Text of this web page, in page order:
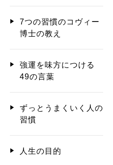
7つの習慣のコヴィー
博士の教え
強運を味方につける
49の言葉
ずっとうまくいく人の
習慣
人生の目的